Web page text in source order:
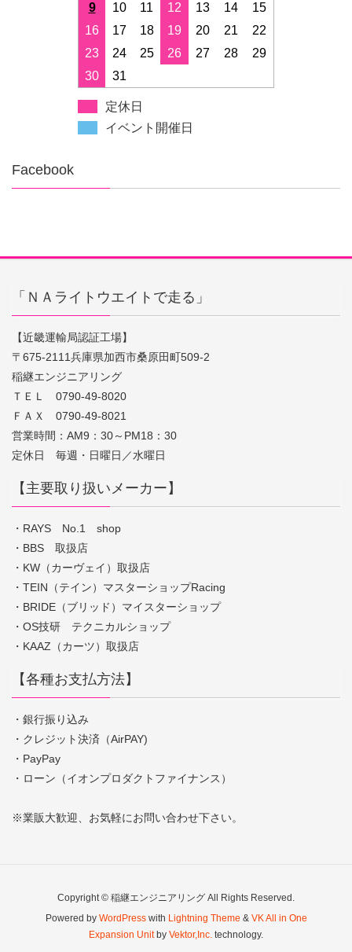
9
10 11 12 13 14
15
16
17 18 19 20 21
22
23
24 25 26 27 28
29
30
31
定休日
イベント開催日
Facebook
「ＮＡライトウエイトで走る」
【近畿運輸局認証工場】
〒675-2111兵庫県加西市桑原田町509-2
稲継エンジニアリング
ＴＥＬ 0790-49-8020
ＦＡＸ 0790-49-8021
営業時間：AM9：30～PM18：30
定休日 毎週・日曜日／水曜日
【主要取り扱いメーカー】
・RAYS No.1 shop
・BBS 取扱店
・KW（カーヴェイ）取扱店
・TEIN（テイン）マスターショップRacing
・BRIDE（ブリッド）マイスターショップ
・OS技研 テクニカルショップ
・KAAZ（カーツ）取扱店
【各種お支払方法】
・銀行振り込み
・クレジット決済（AirPAY)
・PayPay
・ローン（イオンプロダクトファイナンス）
※業販大歓迎、お気軽にお問い合わせ下さい。
Copyright © 稲継エンジニアリング All Rights Reserved.
Powered by WordPresswith Lightning Theme & VK All in One
Expansion Unitby Vektor,Inc. technology.